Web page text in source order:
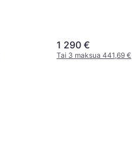
1 290 €
Tai 3 maksua 441,69 €